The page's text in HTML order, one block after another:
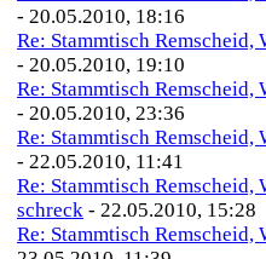
- 20.05.2010, 18:16
Re: Stammtisch Remscheid,
- 20.05.2010, 19:10
Re: Stammtisch Remscheid,
- 20.05.2010, 23:36
Re: Stammtisch Remscheid,
- 22.05.2010, 11:41
Re: Stammtisch Remscheid,
schreck - 22.05.2010, 15:28
Re: Stammtisch Remscheid,